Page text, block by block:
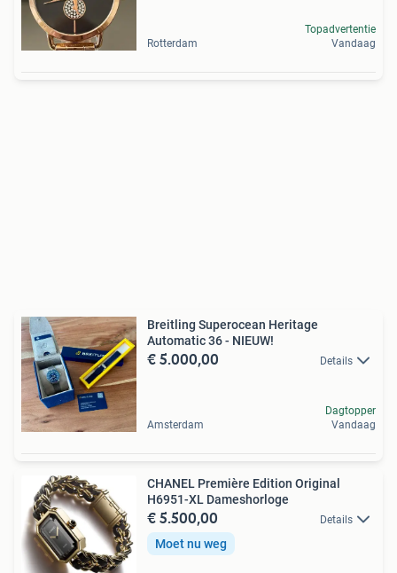
Rotterdam
Topadvertentie
Vandaag
Breitling Superocean Heritage
Automatic 36 - NIEUW!
€ 5.000,00 Details
Amsterdam
Dagtopper
Vandaag
CHANEL Première Edition Original
H6951-XL Dameshorloge
€ 5.500,00 Details
Moet nu weg